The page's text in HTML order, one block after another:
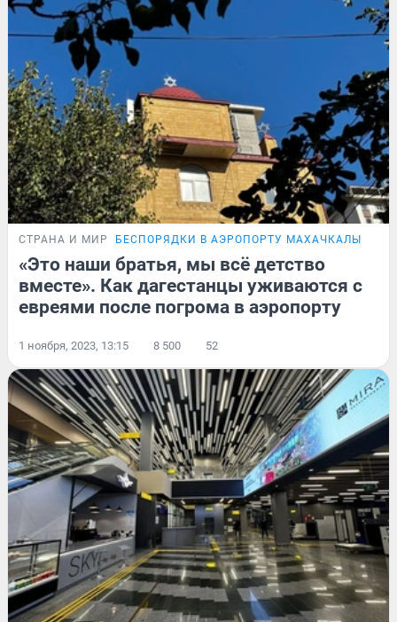
СТРАНА И МИР БЕСПОРЯДКИ В АЭРОПОРТУ МАХАЧКАЛЫ
«Это наши братья, мы всё детство
вместе». Как дагестанцы уживаются с
евреями после погрома в аэропорту
1 ноября, 2023, 13:15 8 500 52